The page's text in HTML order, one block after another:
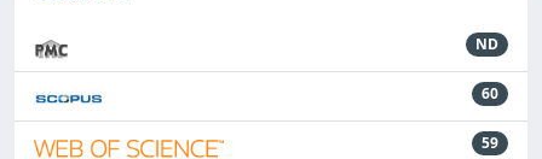
ND
60
59